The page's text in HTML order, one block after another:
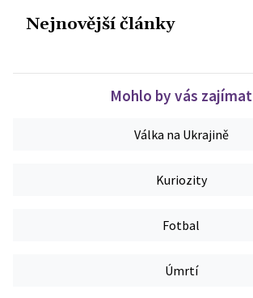
Nejnovější články
Mohlo by vás zajímat
Válka na Ukrajině
Kuriozity
Fotbal
Úmrtí